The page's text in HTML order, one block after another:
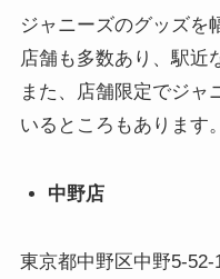
ジャニーズのグッズを
店舗も多数あり、駅近
また、店舗限定でジャ
いるところもあります。
中野店
東京都中野区中野5-52-